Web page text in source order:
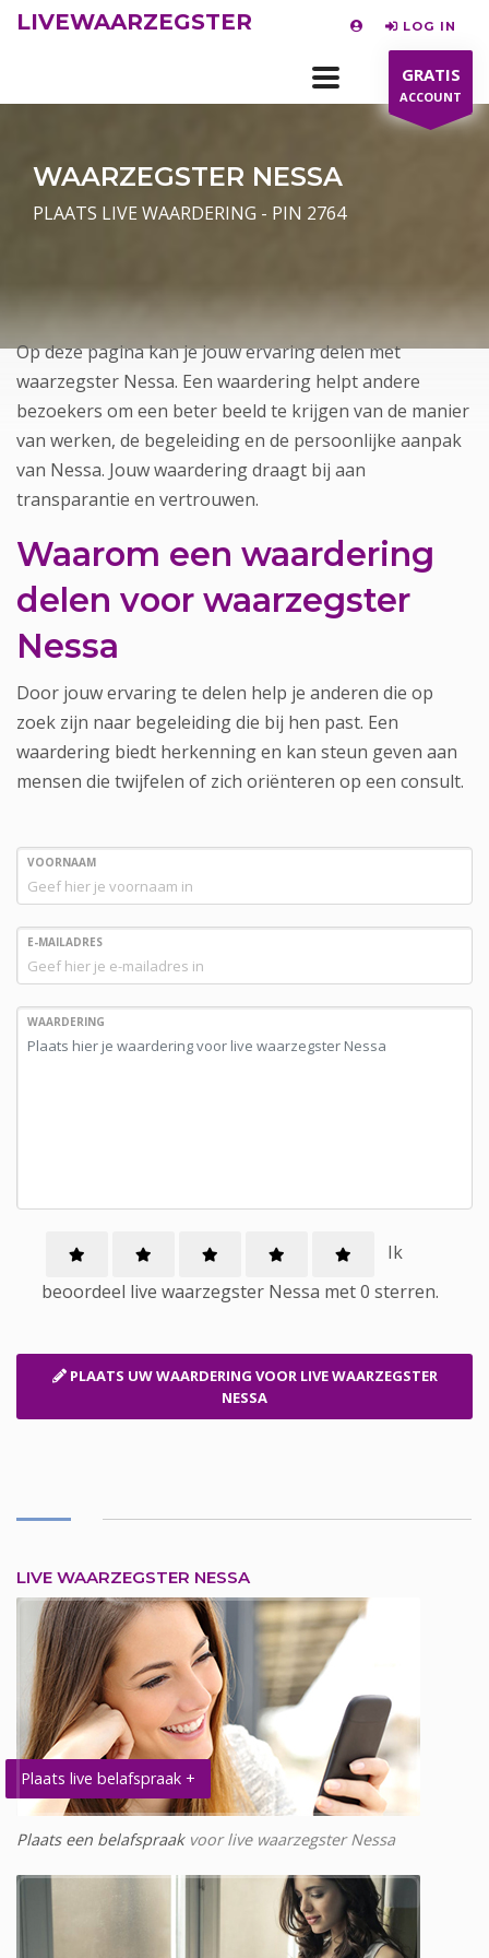
LIVEWAARZEGSTER LOG IN
GRATIS
ACCOUNT
WAARZEGSTER NESSA
PLAATS LIVE WAARDERING - PIN 2764
Op deze pagina kan je jouw ervaring delen met
waarzegster Nessa. Een waardering helpt andere
bezoekers om een beter beeld te krijgen van de manier
van werken, de begeleiding en de persoonlijke aanpak
van Nessa. Jouw waardering draagt bij aan
transparantie en vertrouwen.
Waarom een waardering
delen voor waarzegster
Nessa
Door jouw ervaring te delen help je anderen die op
zoek zijn naar begeleiding die bij hen past. Een
waardering biedt herkenning en kan steun geven aan
mensen die twijfelen of zich oriënteren op een consult.
VOORNAAM
E-MAILADRES
WAARDERING
Ik
beoordeel live waarzegster Nessa met0 sterren.
PLAATS UW WAARDERING VOOR LIVE WAARZEGSTER
NESSA
LIVE WAARZEGSTER NESSA
Plaats live belafspraak +
Plaats een belafspraakvoor live waarzegster Nessa